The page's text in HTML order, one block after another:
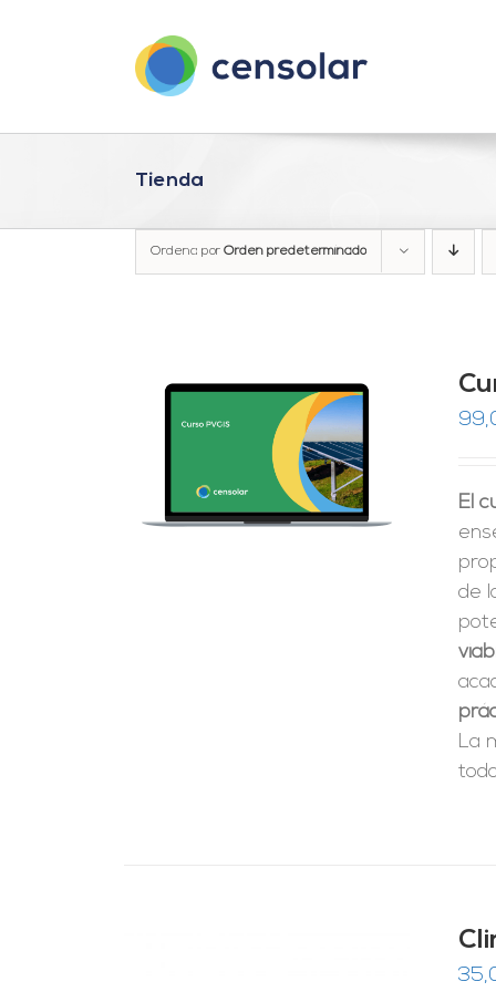
Tienda
Ordena por Orden predeterminado
El
de
La